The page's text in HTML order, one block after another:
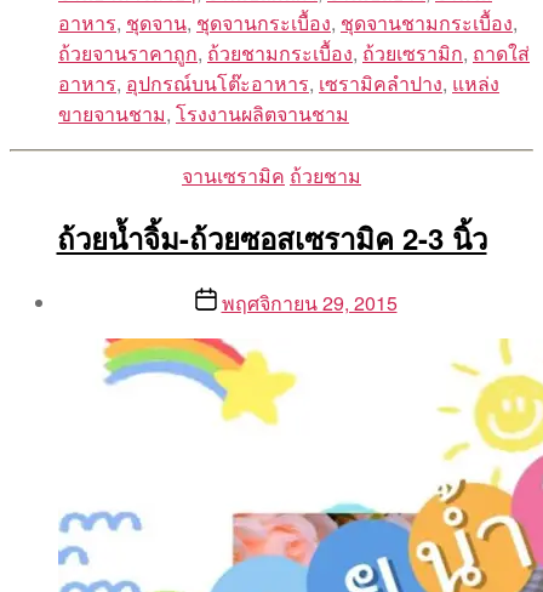
อาหาร, ชุดจาน, ชุดจานกระเบื้อง, ชุดจานชามกระเบื้อง,
ถ้วยจานราคาถูก, ถ้วยชามกระเบื้อง, ถ้วยเซรามิก, ถาดใส่
อาหาร, อุปกรณ์บนโต๊ะอาหาร, เซรามิคลําปาง, แหล่ง
ขายจานชาม, โรงงานผลิตจานชาม
Categories
จานเซรามิค ถ้วยชาม
ถ้วยน้ำจิ้ม-ถ้วยซอสเซรามิค 2-3 นิ้ว
Postพฤศจิกายน 29, 2015